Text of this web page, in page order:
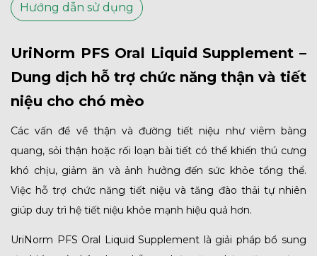
Hướng dẫn sử dụng
UriNorm PFS Oral Liquid Supplement –
Dung dịch hỗ trợ chức năng thận và tiết
niệu cho chó mèo
Các vấn đề về thận và đường tiết niệu như viêm bàng
quang, sỏi thận hoặc rối loạn bài tiết có thể khiến thú cưng
khó chịu, giảm ăn và ảnh hưởng đến sức khỏe tổng thể.
Việc hỗ trợ chức năng tiết niệu và tăng đào thải tự nhiên
giúp duy trì hệ tiết niệu khỏe mạnh hiệu quả hơn.
UriNorm PFS Oral Liquid Supplement là giải pháp bổ sung